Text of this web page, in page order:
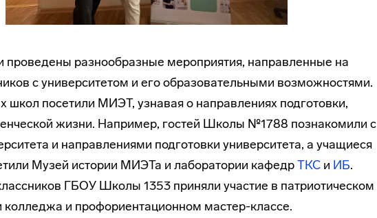
проведены разнообразные мероприятия, направленные на
с университетом и его образовательными возможностями.
школ посетили МИЭТ, узнавая о направлениях подготовки,
жизни. Например, гостей Школы №1788 познакомили с
и направлениями подготовки университета, а учащиеся
Музей истории МИЭТа и лаборатории кафедрТКСи ИБ.
ГБОУ Школы 1353 приняли участие в патриотическом
колледжа и профориентационном мастер-классе.